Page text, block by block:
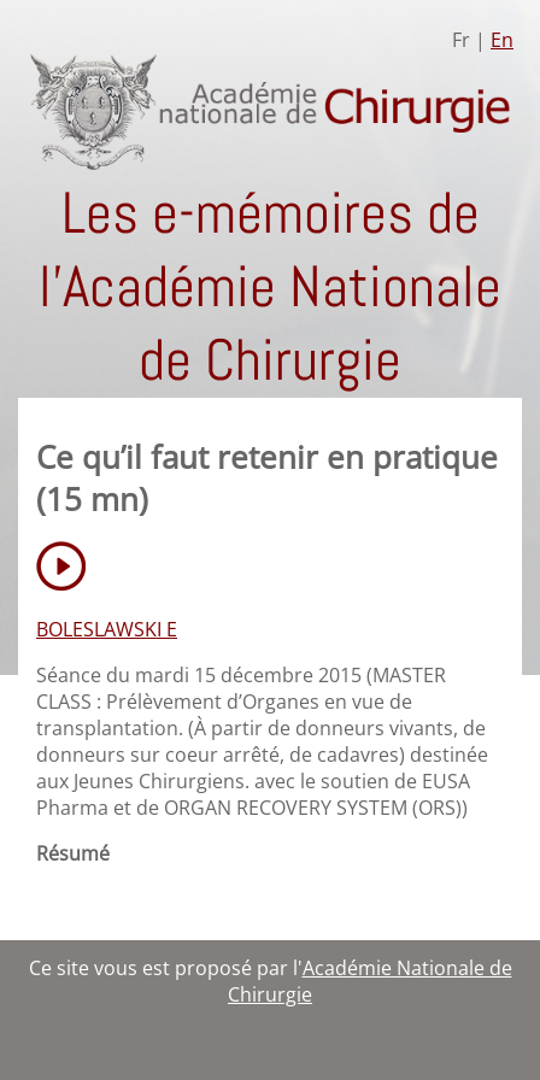
Fr | En
Les e-mémoires de
l'Académie Nationale
de Chirurgie
Ce qu’il faut retenir en pratique
(15 mn)
BOLESLAWSKI E
Séance du mardi 15 décembre 2015 (MASTER
CLASS : Prélèvement d’Organes en vue de
transplantation. (À partir de donneurs vivants, de
donneurs sur coeur arrêté, de cadavres) destinée
aux Jeunes Chirurgiens. avec le soutien de EUSA
Pharma et de ORGAN RECOVERY SYSTEM (ORS))
Résumé
Ce site vous est proposé par l'Académie Nationale de
Chirurgie